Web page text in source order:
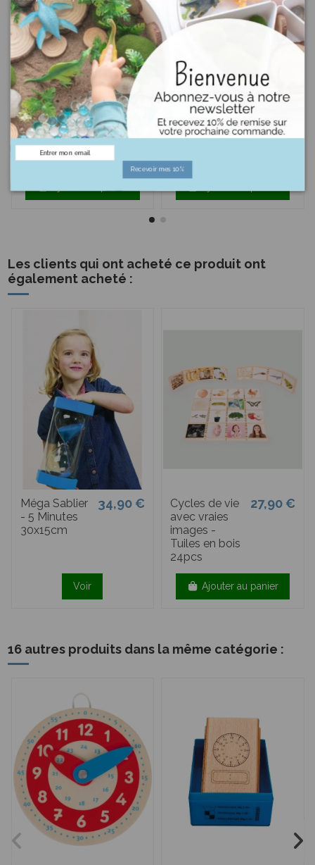
Sablier design
sable coloré 2
minutes Ø 6,5
x 12,5 cm
9,49 €
Sablier design
sable coloré 4
x 12,5 cm
9,49 €
Les clients qui ont acheté ce produit ont
également acheté :
Méga Sablier
- 5 Minutes
30x15cm
34,90 €
Voir
Cycles de vie
avec vraies
images -
Tuiles en bois
24pcs
27,90 €
Ajouter au panier
16 autres produits dans la même catégorie :
Recevoir mes 10%